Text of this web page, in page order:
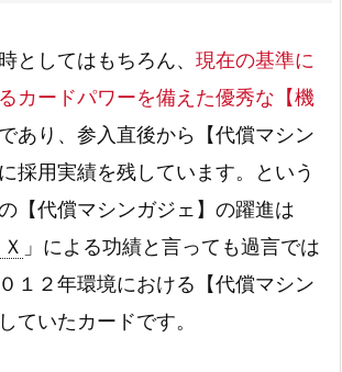
としてはもちろん、 現在の基準に
カードパワーを備えた優秀な【機
であり、参入直後から【代償マシン
採用実績を残しています。という
【代償マシンガジェ】の躍進は
」による功績と言っても過言では
１２年環境における【代償マシン
ていたカードです。